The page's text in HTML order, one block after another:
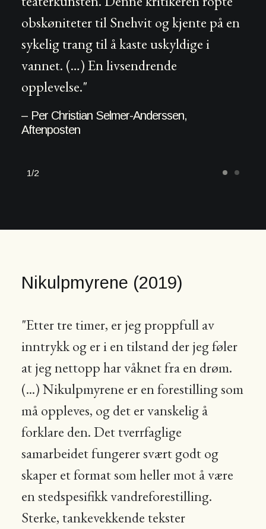
obskøniteter til Snehvit og kjente på en
sykelig trang til å kaste uskyldige i
vannet. (…) En livsendrende
opplevelse."
– Per Christian Selmer-Anderssen,
Aftenposten
1 2
Nikulpmyrene (2019)
"Etter tre timer, er jeg proppfull av
inntrykk og er i en tilstand der jeg føler
at jeg nettopp har våknet fra en drøm.
(...) Nikulpmyrene er en forestilling som
må oppleves, og det er vanskelig å
forklare den. Det tverrfaglige
samarbeidet fungerer svært godt og
skaper et format som heller mot å være
en stedspesifikk vandreforestilling.
Sterke, tankevekkende tekster